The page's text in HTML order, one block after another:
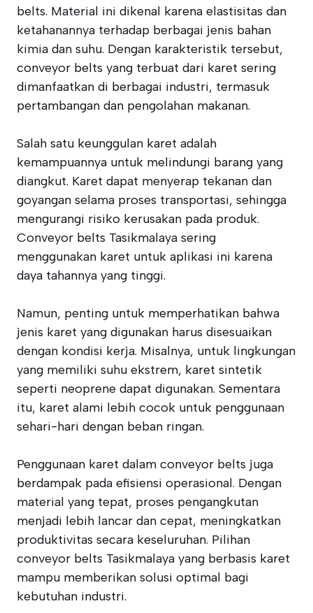
belts. Material ini dikenal karena elastisitas dan
ketahanannya terhadap berbagai jenis bahan
kimia dan suhu. Dengan karakteristik tersebut,
conveyor belts yang terbuat dari karet sering
dimanfaatkan di berbagai industri, termasuk
pertambangan dan pengolahan makanan.
Salah satu keunggulan karet adalah
kemampuannya untuk melindungi barang yang
diangkut. Karet dapat menyerap tekanan dan
goyangan selama proses transportasi, sehingga
mengurangi risiko kerusakan pada produk.
Conveyor belts Tasikmalaya sering
menggunakan karet untuk aplikasi ini karena
daya tahannya yang tinggi.
Namun, penting untuk memperhatikan bahwa
jenis karet yang digunakan harus disesuaikan
dengan kondisi kerja. Misalnya, untuk lingkungan
yang memiliki suhu ekstrem, karet sintetik
seperti neoprene dapat digunakan. Sementara
itu, karet alami lebih cocok untuk penggunaan
sehari-hari dengan beban ringan.
Penggunaan karet dalam conveyor belts juga
berdampak pada efisiensi operasional. Dengan
material yang tepat, proses pengangkutan
menjadi lebih lancar dan cepat, meningkatkan
produktivitas secara keseluruhan. Pilihan
conveyor belts Tasikmalaya yang berbasis karet
mampu memberikan solusi optimal bagi
kebutuhan industri.